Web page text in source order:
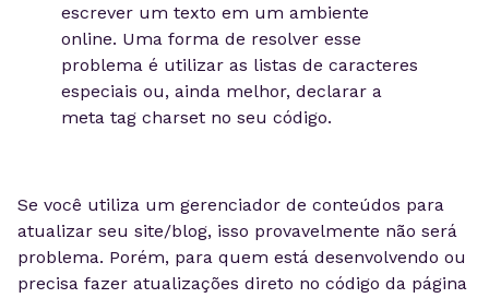
escrever um texto em um ambiente
online. Uma forma de resolver esse
problema é utilizar as listas de caracteres
especiais ou, ainda melhor, declarar a
meta tag charset no seu código.
Se você utiliza um gerenciador de conteúdos para
atualizar seu site/blog, isso provavelmente não será
problema. Porém, para quem está desenvolvendo ou
precisa fazer atualizações direto no código da página